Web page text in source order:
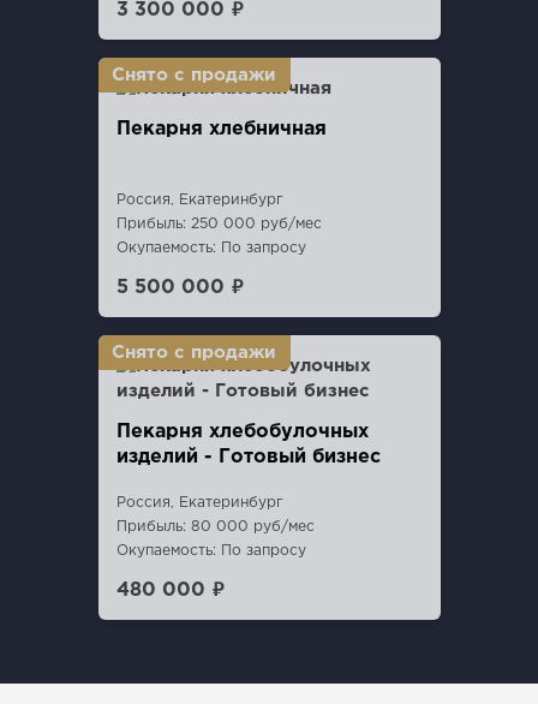
3 300 000 ₽
Пекарня хлебничная
Россия, Екатеринбург
Прибыль: 250 000 руб/мес
Окупаемость: По запросу
5 500 000 ₽
Пекарня хлебобулочных
изделий - Готовый бизнес
Россия, Екатеринбург
Прибыль: 80 000 руб/мес
Окупаемость: По запросу
480 000 ₽